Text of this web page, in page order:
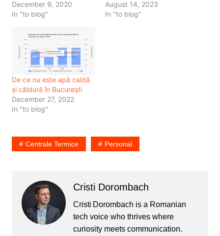
December 9, 2020
In "to blog"
August 14, 2023
In "to blog"
De ce nu este apă caldă
și căldură în București
December 27, 2022
In "to blog"
Centrale Termice Personal
Cristi Dorombach
Cristi Dorombach is a Romanian
tech voice who thrives where
curiosity meets communication.